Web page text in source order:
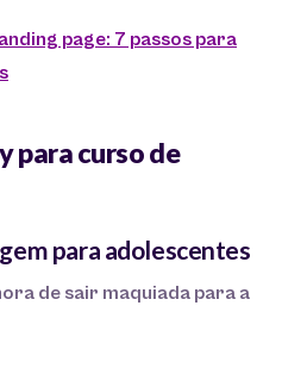
page: 7 passos para
para curso de
para adolescentes
de sair maquiada para a